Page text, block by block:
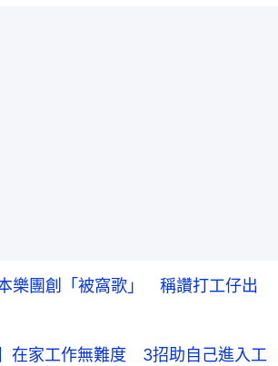
本樂團創「被窩歌」 稱讚打工仔出
在家工作無難度 3招助自己進入工